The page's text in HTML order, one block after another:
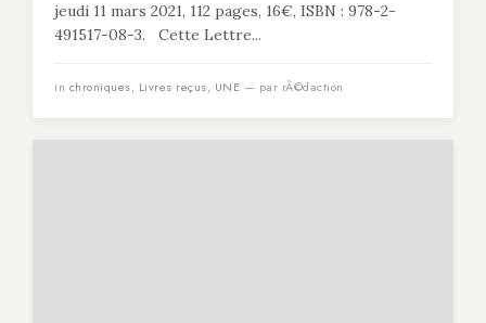
jeudi 11 mars 2021, 112 pages, 16€, ISBN : 978-2-
491517-08-3. Cette Lettre...
in chroniques, Livres reçus, UNE — par rÃ©daction